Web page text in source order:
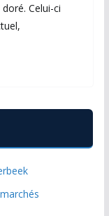
Celui-ci